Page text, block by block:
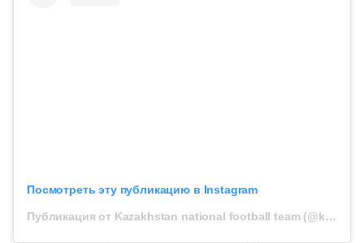
Посмотреть эту публикацию в Instagram
Публикация от Kazakhstan national football team (@kff_team)